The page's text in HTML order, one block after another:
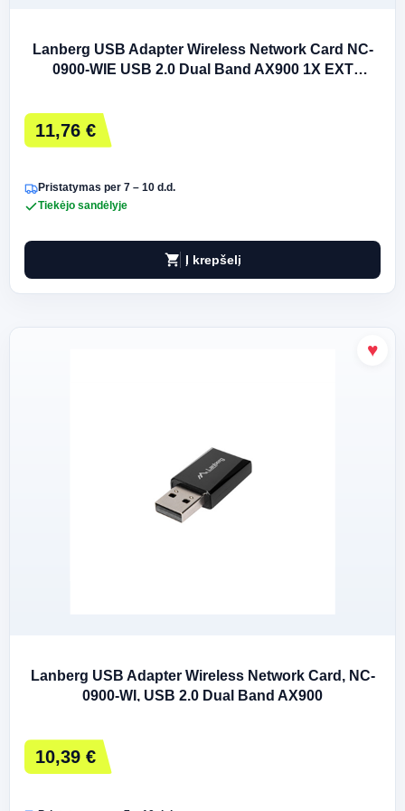
Lanberg USB Adapter Wireless Network Card NC-
0900-WIE USB 2.0 Dual Band AX900 1X EXT
11,76 €
Pristatymas per 7 – 10 d.d.
Tiekėjo sandėlyje
shopping_cart Į krepšelį
Lanberg USB Adapter Wireless Network Card, NC-
0900-WI, USB 2.0 Dual Band AX900
10,39 €